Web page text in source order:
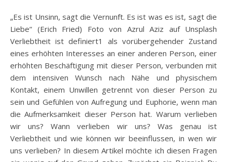
„Es ist Unsinn, sagt die Vernunft. Es ist was es ist, sagt die
Liebe“ (Erich Fried) Foto von Azrul Aziz auf Unsplash
Verliebtheit ist definiert1 als vorübergehender Zustand
eines erhöhten Interesses an einer anderen Person, einer
erhöhten Beschäftigung mit dieser Person, verbunden mit
dem intensiven Wunsch nach Nähe und physischem
Kontakt, einem Unwillen getrennt von dieser Person zu
sein und Gefühlen von Aufregung und Euphorie, wenn man
die Aufmerksamkeit dieser Person hat. Warum verlieben
wir uns? Wann verlieben wir uns? Was genau ist
Verliebtheit und wie können wir beeinflussen, in wen wir
uns verlieben? In diesem Artikel möchte ich diesen Fragen